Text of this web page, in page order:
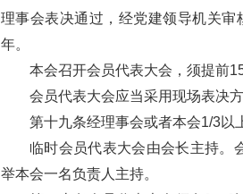
理事会表决通过，经党建领导机关
年。
本会召开会员代表大会，须提前
会员代表大会应当采用现场表决
第十九条经理事会或者本会1/3以
临时会员代表大会由会长主持。
举本会一名负责人主持。